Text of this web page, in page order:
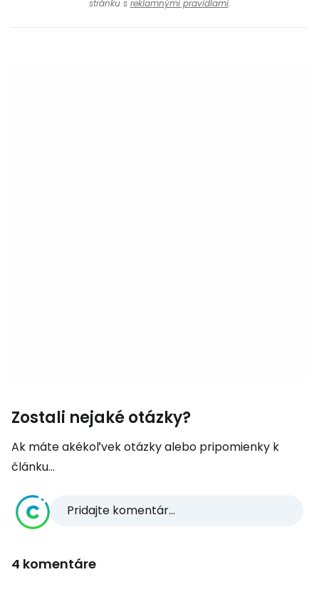
stránku s reklamnými pravidlami.
Zostali nejaké otázky?
Ak máte akékoľvek otázky alebo pripomienky k
článku...
Pridajte komentár...
4 komentáre